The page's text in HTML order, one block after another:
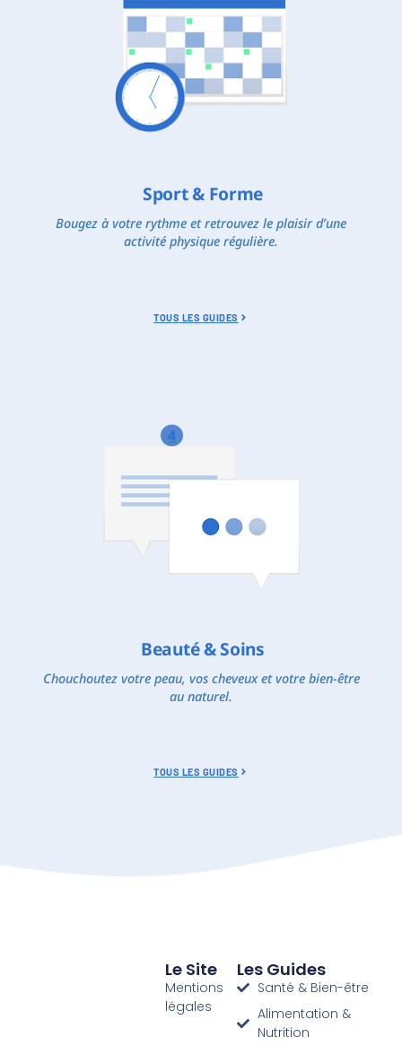
Sport & Forme
Bougez à votre rythme et retrouvez le plaisir d’une
activité physique régulière.
TOUS LES GUIDES
4
Beauté & Soins
Chouchoutez votre peau, vos cheveux et votre bien-être
au naturel.
TOUS LES GUIDES
Le Site
Mentions
légales
Les Guides
Santé & Bien-être
Alimentation &
Nutrition